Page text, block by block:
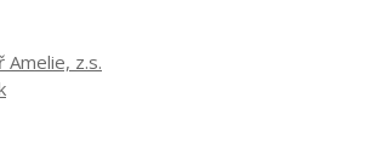
Amelie, z.s.